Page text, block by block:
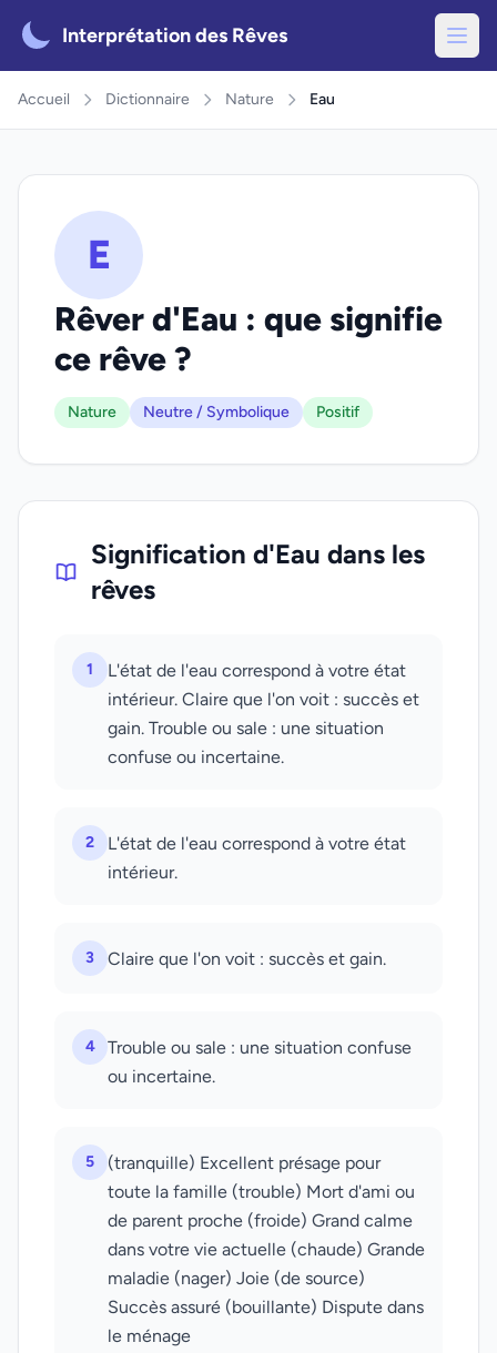
Interprétation des Rêves
Accueil Dictionnaire Nature Eau
E
Rêver d'Eau : que signifie
ce rêve ?
Nature Neutre / Symbolique Positif
Signification d'Eau dans les
rêves
1
L'état de l'eau correspond à votre état
intérieur. Claire que l'on voit : succès et
gain. Trouble ou sale : une situation
confuse ou incertaine.
2
L'état de l'eau correspond à votre état
intérieur.
3 Claire que l'on voit : succès et gain.
4
Trouble ou sale : une situation confuse
ou incertaine.
5
(tranquille) Excellent présage pour
toute la famille (trouble) Mort d'ami ou
de parent proche (froide) Grand calme
dans votre vie actuelle (chaude) Grande
maladie (nager) Joie (de source)
Succès assuré (bouillante) Dispute dans
le ménage